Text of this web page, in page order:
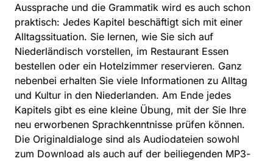
Aussprache und die Grammatik wird es auch schon
praktisch: Jedes Kapitel beschäftigt sich mit einer
Alltagssituation. Sie lernen, wie Sie sich auf
Niederländisch vorstellen, im Restaurant Essen
bestellen oder ein Hotelzimmer reservieren. Ganz
nebenbei erhalten Sie viele Informationen zu Alltag
und Kultur in den Niederlanden. Am Ende jedes
Kapitels gibt es eine kleine Übung, mit der Sie Ihre
neu erworbenen Sprachkenntnisse prüfen können.
Die Originaldialoge sind als Audiodateien sowohl
zum Download als auch auf der beiliegenden MP3-